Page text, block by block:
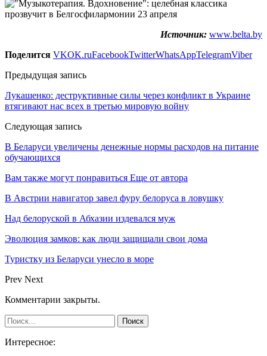
Источник: www.belta.by
Поделится VKOK.ruFacebookTwitterWhatsAppTelegramViber
Предыдущая запись
Лукашенко: деструктивные силы через конфликт в Украине
втягивают нас всех в третью мировую войну
Следующая запись
В Беларуси увеличены денежные нормы расходов на питание
обучающихся
Вам также могут понравиться Еще от автора
В Австрии навигатор завел фуру белоруса в ловушку
Над белоруской в Абхазии издевался муж
Эволюция замков: как люди защищали свои дома
Туристку из Беларуси унесло в море
Prev Next
Комментарии закрыты.
Интересное: